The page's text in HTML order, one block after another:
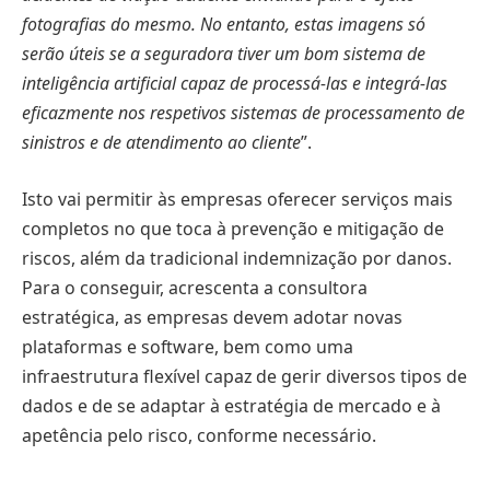
fotografias do mesmo. No entanto, estas imagens só
serão úteis se a seguradora tiver um bom sistema de
inteligência artificial capaz de processá-las e integrá-las
eficazmente nos respetivos sistemas de processamento de
sinistros e de atendimento ao cliente”.
Isto vai permitir às empresas oferecer serviços mais
completos no que toca à prevenção e mitigação de
riscos, além da tradicional indemnização por danos.
Para o conseguir, acrescenta a consultora
estratégica, as empresas devem adotar novas
plataformas e software, bem como uma
infraestrutura flexível capaz de gerir diversos tipos de
dados e de se adaptar à estratégia de mercado e à
apetência pelo risco, conforme necessário.